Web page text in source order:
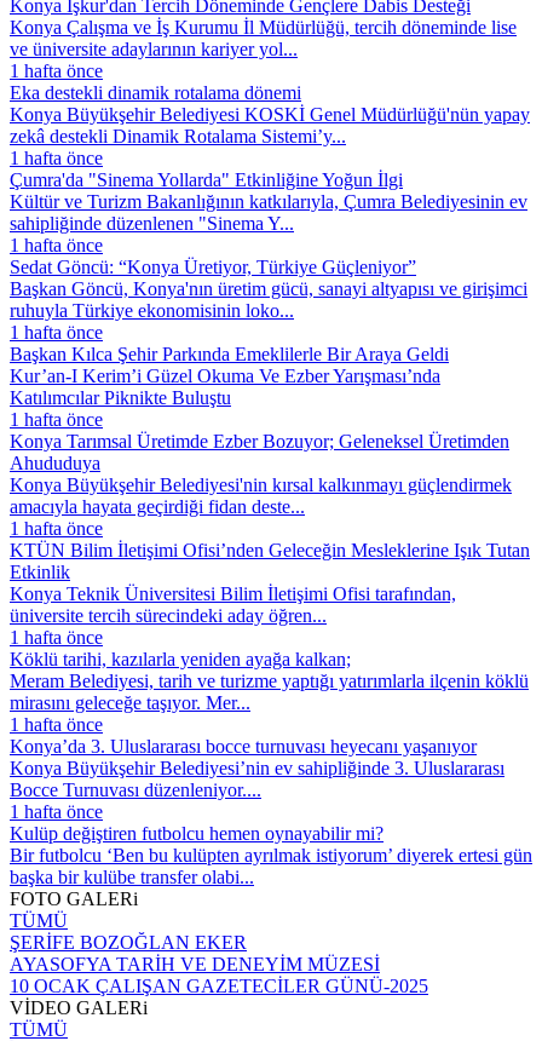
Konya İşkur'dan Tercih Döneminde Gençlere Dabis Desteği
Konya Çalışma ve İş Kurumu İl Müdürlüğü, tercih döneminde lise
ve üniversite adaylarının kariyer yol...
1 hafta önce
Eka destekli dinamik rotalama dönemi
Konya Büyükşehir Belediyesi KOSKİ Genel Müdürlüğü'nün yapay
zekâ destekli Dinamik Rotalama Sistemi’y...
1 hafta önce
Çumra'da "Sinema Yollarda" Etkinliğine Yoğun İlgi
Kültür ve Turizm Bakanlığının katkılarıyla, Çumra Belediyesinin ev
sahipliğinde düzenlenen "Sinema Y...
1 hafta önce
Sedat Göncü: “Konya Üretiyor, Türkiye Güçleniyor”
Başkan Göncü, Konya'nın üretim gücü, sanayi altyapısı ve girişimci
ruhuyla Türkiye ekonomisinin loko...
1 hafta önce
Başkan Kılca Şehir Parkında Emeklilerle Bir Araya Geldi
Kur’an-I Kerim’i Güzel Okuma Ve Ezber Yarışması’nda
Katılımcılar Piknikte Buluştu
1 hafta önce
Konya Tarımsal Üretimde Ezber Bozuyor; Geleneksel Üretimden
Ahududuya
Konya Büyükşehir Belediyesi'nin kırsal kalkınmayı güçlendirmek
amacıyla hayata geçirdiği fidan deste...
1 hafta önce
KTÜN Bilim İletişimi Ofisi’nden Geleceğin Mesleklerine Işık Tutan
Etkinlik
Konya Teknik Üniversitesi Bilim İletişimi Ofisi tarafından,
üniversite tercih sürecindeki aday öğren...
1 hafta önce
Köklü tarihi, kazılarla yeniden ayağa kalkan;
Meram Belediyesi, tarih ve turizme yaptığı yatırımlarla ilçenin köklü
mirasını geleceğe taşıyor. Mer...
1 hafta önce
Konya’da 3. Uluslararası bocce turnuvası heyecanı yaşanıyor
Konya Büyükşehir Belediyesi’nin ev sahipliğinde 3. Uluslararası
Bocce Turnuvası düzenleniyor....
1 hafta önce
Kulüp değiştiren futbolcu hemen oynayabilir mi?
Bir futbolcu ‘Ben bu kulüpten ayrılmak istiyorum’ diyerek ertesi gün
başka bir kulübe transfer olabi...
FOTO GALERi
TÜMÜ
ŞERİFE BOZOĞLAN EKER
AYASOFYA TARİH VE DENEYİM MÜZESİ
10 OCAK ÇALIŞAN GAZETECİLER GÜNÜ-2025
VİDEO GALERi
TÜMÜ